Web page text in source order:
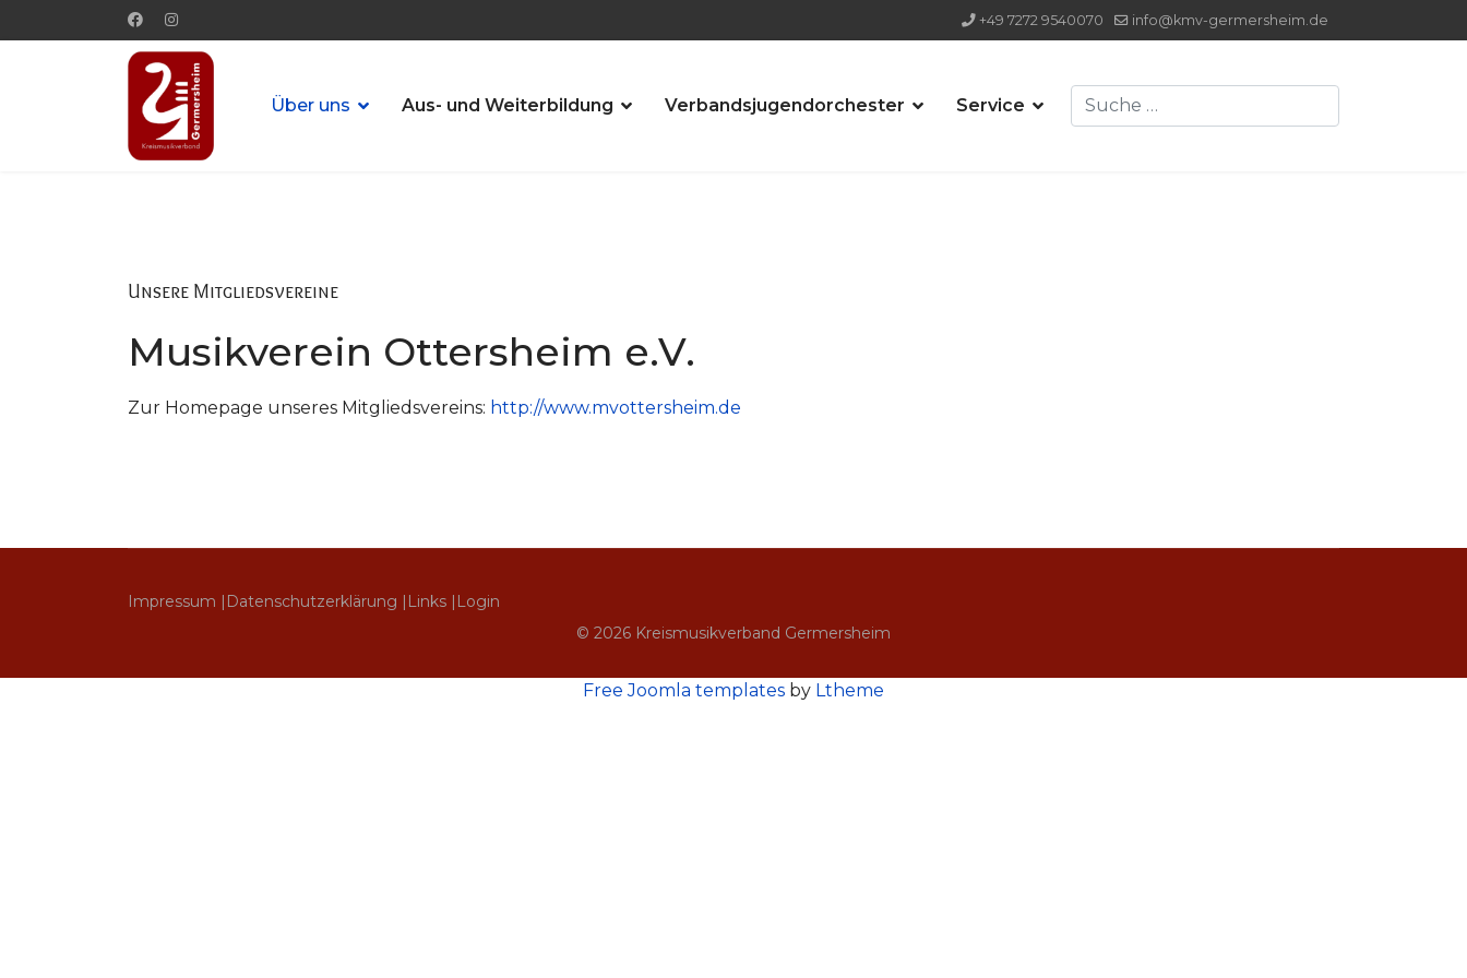
+49 7272 9540070 info@kmv-germersheim.de
Über uns Aus- und Weiterbildung Verbandsjugendorchester Service Suchen
Unsere Mitgliedsvereine
Musikverein Ottersheim e.V.
Zur Homepage unseres Mitgliedsvereins: http://www.mvottersheim.de
Impressum | Datenschutzerklärung | Links | Login
© 2026 Kreismusikverband Germersheim
Free Joomla templates by Ltheme